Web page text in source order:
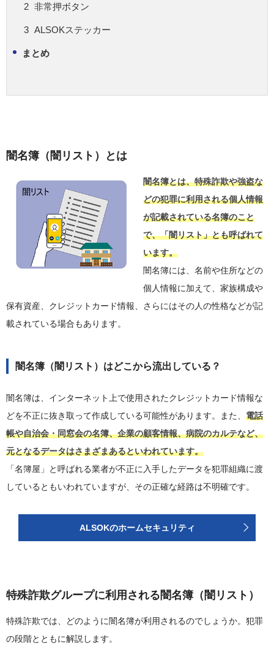
非常押ボタン
ALSOKステッカー
まとめ
闇名簿（闇リスト）とは
闇名簿とは、特殊詐欺や強盗な
どの犯罪に利用される個人情報
が記載されている名簿のこと
で、「闇リスト」とも呼ばれて
います。
闇名簿には、名前や住所などの
個人情報に加えて、家族構成や
保有資産、クレジットカード情報、さらにはその人の性格などが記
載されている場合もあります。
闇名簿（闇リスト）はどこから流出している？
闇名簿は、インターネット上で使用されたクレジットカード情報な
どを不正に抜き取って作成している可能性があります。また、 電話
帳や自治会・同窓会の名簿、企業の顧客情報、病院のカルテなど、
元となるデータはさまざまあるといわれています。
「名簿屋」と呼ばれる業者が不正に入手したデータを犯罪組織に渡
しているともいわれていますが、その正確な経路は不明確です。
ALSOKのホームセキュリティ
特殊詐欺グループに利用される闇名簿（闇リスト）
特殊詐欺では、どのように闇名簿が利用されるのでしょうか。犯罪
の段階とともに解説します。